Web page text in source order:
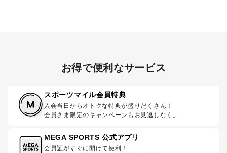
お得で便利なサービス
スポーツマイル会員特典
入会当日からオトクな特典が盛りだくさん！
会員さま限定のキャンペーンもお見逃しなく。
MEGA SPORTS 公式アプリ
会員証がすぐに開けて便利！